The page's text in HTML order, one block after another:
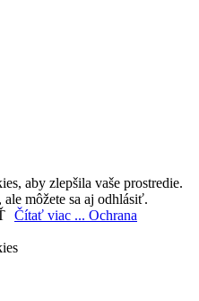
aby zlepšila vaše prostredie.
ale môžete sa aj odhlásiť.
Čítať viac ... Ochrana